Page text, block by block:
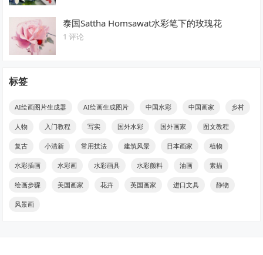
泰国Sattha Homsawat水彩笔下的玫瑰花
1 评论
标签
AI绘画图片生成器 AI绘画生成图片 中国水彩 中国画家 乡村
人物 入门教程 写实 国外水彩 国外画家 图文教程
复古 小清新 常用技法 建筑风景 日本画家 植物
水彩插画 水彩画 水彩画具 水彩颜料 油画 素描
绘画步骤 美国画家 花卉 英国画家 进口文具 静物
风景画